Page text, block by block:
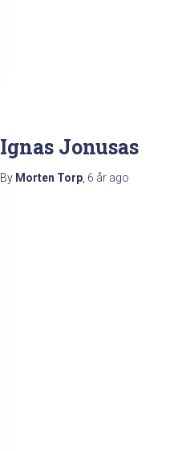
Ignas Jonusas
By Morten Torp, 6 år ago